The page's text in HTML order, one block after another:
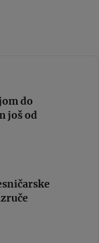
do
još od